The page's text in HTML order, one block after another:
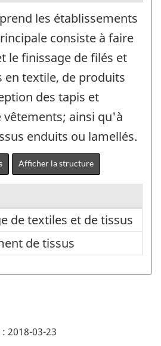
les établissements
consiste à faire
le finissage de filés et
en textile, de produits
des tapis et
vêtements; ainsi qu'à
enduits ou lamellés.
Afficher la structure
de textiles et de tissus
de textiles et de tissus
de tissus
de tissus
2018-03-23